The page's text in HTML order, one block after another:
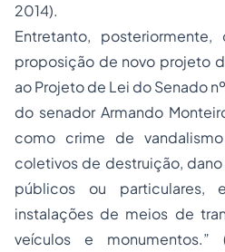
2014).
Entretanto,
proposição de novo projeto
ao Projeto de Lei do Senado
do senador Armando
como crime de
coletivos de destruição,
públicos ou particulares,
instalações de meios de
veículos e monumentos.”